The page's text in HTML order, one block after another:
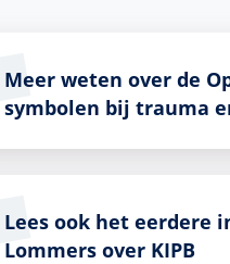
Meer weten over de
symbolen bij trauma
Lees ook het eerdere
Lommers over KIPB